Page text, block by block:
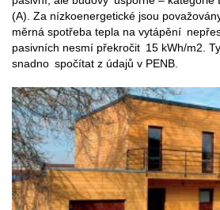
(A). Za nízkoenergetické jsou
měrná spotřeba tepla na vytápění
pasivních nesmí překročit 15 kWh/m2.
snadno spočítat z údajů v PENB.